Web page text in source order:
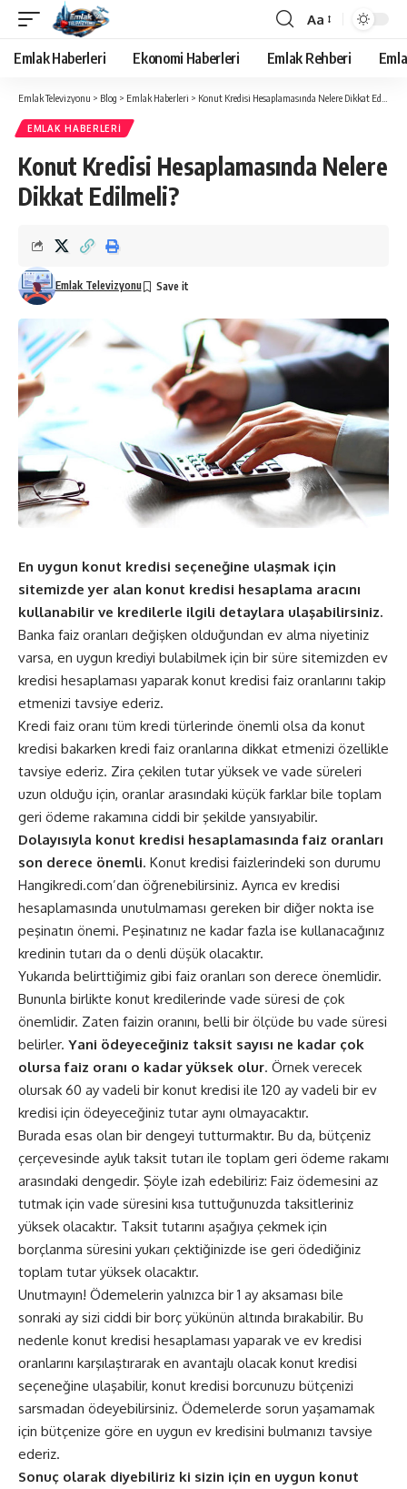
Yazı
Tipi
Boyutlandırıcı
Aa
Emlak Haberleri Ekonomi Haberleri Emlak Rehberi
Emlak Televizyonu > Blog > Emlak Haberleri > Konut Kredisi Hesaplamasında Nelere Dikkat Edilmeli?
EMLAK HABERLERI
Konut Kredisi Hesaplamasında Nelere
Dikkat Edilmeli?
Emlak Televizyonu
En uygun konut kredisi seçeneğine ulaşmak için
sitemizde yer alan konut kredisi hesaplama aracını
kullanabilir ve kredilerle ilgili detaylara ulaşabilirsiniz.
Banka faiz oranları değişken olduğundan ev alma niyetiniz
varsa, en uygun krediyi bulabilmek için bir süre sitemizden ev
kredisi hesaplaması yaparak konut kredisi faiz oranlarını takip
etmenizi tavsiye ederiz.
Kredi faiz oranı tüm kredi türlerinde önemli olsa da konut
kredisi bakarken kredi faiz oranlarına dikkat etmenizi özellikle
tavsiye ederiz. Zira çekilen tutar yüksek ve vade süreleri
uzun olduğu için, oranlar arasındaki küçük farklar bile toplam
geri ödeme rakamına ciddi bir şekilde yansıyabilir.
Dolayısıyla konut kredisi hesaplamasında faiz oranları
son derece önemli. Konut kredisi faizlerindeki son durumu
Hangikredi.com’dan öğrenebilirsiniz. Ayrıca ev kredisi
hesaplamasında unutulmaması gereken bir diğer nokta ise
peşinatın önemi. Peşinatınız ne kadar fazla ise kullanacağınız
kredinin tutarı da o denli düşük olacaktır.
Yukarıda belirttiğimiz gibi faiz oranları son derece önemlidir.
Bununla birlikte konut kredilerinde vade süresi de çok
önemlidir. Zaten faizin oranını, belli bir ölçüde bu vade süresi
belirler. Yani ödeyeceğiniz taksit sayısı ne kadar çok
olursa faiz oranı o kadar yüksek olur. Örnek verecek
olursak 60 ay vadeli bir konut kredisi ile 120 ay vadeli bir ev
kredisi için ödeyeceğiniz tutar aynı olmayacaktır.
Burada esas olan bir dengeyi tutturmaktır. Bu da, bütçeniz
çerçevesinde aylık taksit tutarı ile toplam geri ödeme rakamı
arasındaki dengedir. Şöyle izah edebiliriz: Faiz ödemesini az
tutmak için vade süresini kısa tuttuğunuzda taksitleriniz
yüksek olacaktır. Taksit tutarını aşağıya çekmek için
borçlanma süresini yukarı çektiğinizde ise geri ödediğiniz
toplam tutar yüksek olacaktır.
Unutmayın! Ödemelerin yalnızca bir 1 ay aksaması bile
sonraki ay sizi ciddi bir borç yükünün altında bırakabilir. Bu
nedenle konut kredisi hesaplaması yaparak ve ev kredisi
oranlarını karşılaştırarak en avantajlı olacak konut kredisi
seçeneğine ulaşabilir, konut kredisi borcunuzu bütçenizi
sarsmadan ödeyebilirsiniz. Ödemelerde sorun yaşamamak
için bütçenize göre en uygun ev kredisini bulmanızı tavsiye
ederiz.
Sonuç olarak diyebiliriz ki sizin için en uygun konut